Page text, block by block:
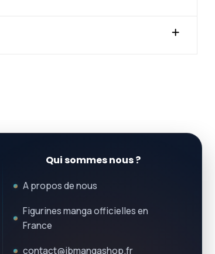
Qui sommes nous ?
A propos de nous
Figurines manga officielles en
France
contact@jbmangashop.fr